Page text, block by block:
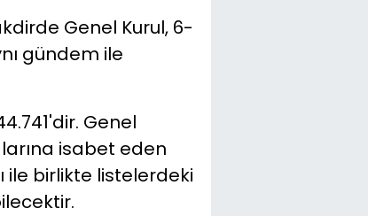
Genel Kurul, 6-
gündem ile
Genel
isabet eden
birlikte listelerdeki